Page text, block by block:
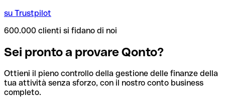
su Trustpilot
600.000 clienti si fidano di noi
Sei pronto a provare Qonto?
Ottieni il pieno controllo della gestione delle finanze della
tua attività senza sforzo, con il nostro conto business
completo.